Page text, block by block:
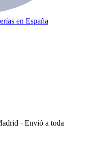
en España
- Envió a toda